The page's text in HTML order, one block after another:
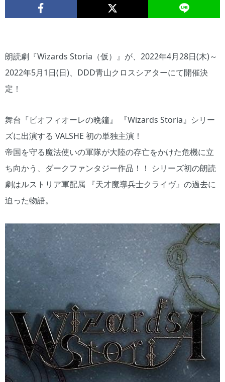
朗読劇『Wizards Storia（仮）』が、2022年4月28日(木)～
2022年5月1日(日)、DDD青山クロスシアターにて開催決
定！
舞台『ピオフィオーレの晩鐘』 『Wizards Storia』シリー
ズに出演する VALSHE 初の単独主演！
帝国を守る魔法使いの軍隊が大陸の存亡をかけた危機に立
ち向かう、ダークファンタジー作品！！ シリーズ初の朗読
劇はルストリア軍配属 『天才魔導兵士クライヴ』の過去に
迫った物語。